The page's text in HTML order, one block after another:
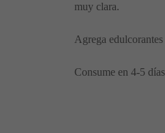
muy clara.
Agrega
Consume en 4-5